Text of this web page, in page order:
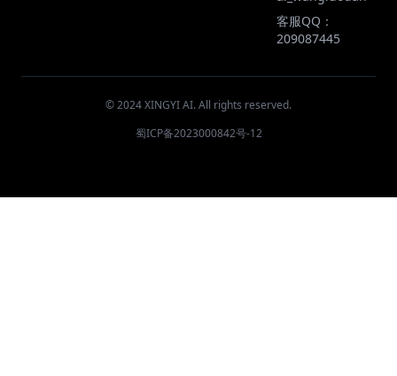
客服QQ：
209087445
© 2024 XINGYI AI. All rights reserved.
蜀ICP备2023000842号-12